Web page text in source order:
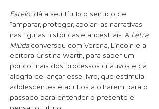
Esteio, dá a seu título o sentido de
“amparar, proteger, apoiar” as narrativas
nas figuras históricas e ancestrais. A Letra
Miúdaconversou com Verena, Lincoln e a
editora Cristina Warth, para saber um
pouco mais dos processos criativos e da
alegria de lançar esse livro, que estimula
adolescentes e adultos a olharem para o
passado para entender o presente e
pensar o futuro.